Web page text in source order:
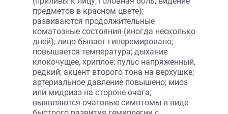
предметов в красном цвете);
развиваются продолжительные
коматозные состояния (иногда несколько
дней); лицо бывает гиперемировано;
повышается температура; дыхание
клокочущее, хриплое; пульс напряженный,
редкий; акцент второго тона на верхушке;
артериальное давление повышено; миоз
или мидриаз на стороне очага;
выявляются очаговые симптомы в виде